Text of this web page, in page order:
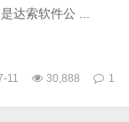
达索软件公 ...
11 30,888 1